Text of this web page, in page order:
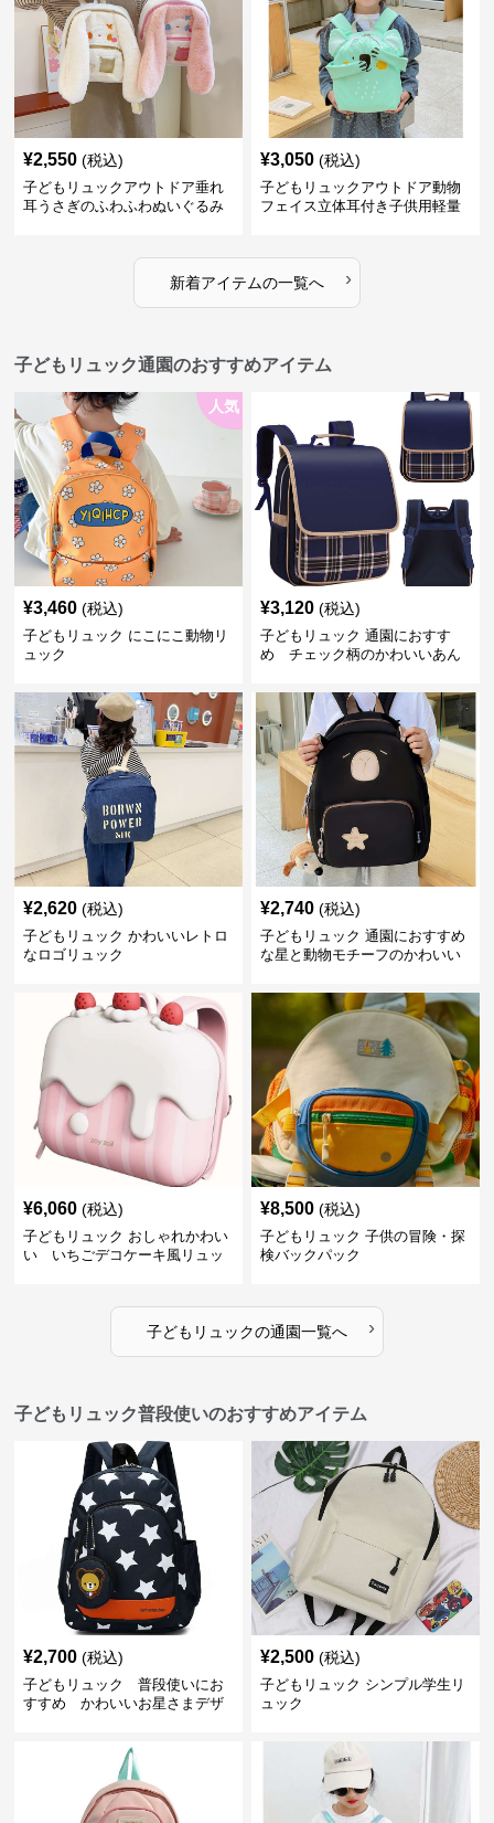
¥2,550 (税込)
子どもリュックアウトドア垂れ
耳うさぎのふわふわぬいぐるみ
¥3,050 (税込)
子どもリュックアウトドア動物
フェイス立体耳付き子供用軽量
新着アイテムの一覧へ ›
子どもリュック通園のおすすめアイテム
人気
¥3,460 (税込)
子どもリュック にこにこ動物リ
ュック
¥3,120 (税込)
子どもリュック 通園におすす
め チェック柄のかわいいあん
¥2,620 (税込)
子どもリュック かわいいレトロ
なロゴリュック
¥2,740 (税込)
子どもリュック 通園におすすめ
な星と動物モチーフのかわいい
¥6,060 (税込)
子どもリュック おしゃれかわい
い いちごデコケーキ風リュッ
¥8,500 (税込)
子どもリュック 子供の冒険・探
検バックパック
子どもリュックの通園一覧へ ›
子どもリュック普段使いのおすすめアイテム
¥2,700 (税込)
子どもリュック 普段使いにお
すすめ かわいいお星さまデザ
¥2,500 (税込)
子どもリュック シンプル学生リ
ュック